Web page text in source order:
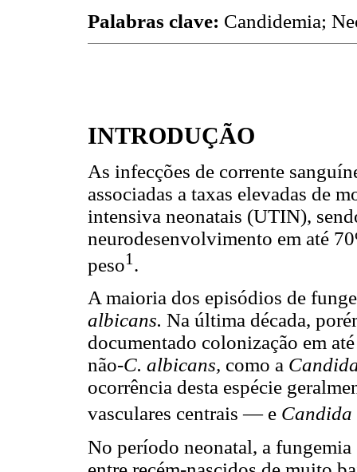
Palabras clave: Candidemia;
INTRODUÇÃO
As infecções de corrente
associadas a taxas elevadas de
intensiva neonatais (UTIN),
neurodesenvolvimento em até
peso1 .
A maioria dos episódios de
albicans. Na última década,
documentado colonização em
não-C. albicans, como a
ocorrência desta espécie
vasculares centrais — e
No período neonatal, a